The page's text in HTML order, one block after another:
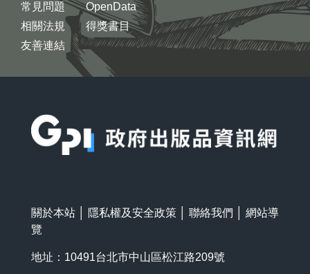
常見問題
相關法規
友善連結
OpenData
得獎書目
關於本站 隱私權及安全政策 聯絡我們
網站導
覽
地址：10491台北市中山區松江路209號